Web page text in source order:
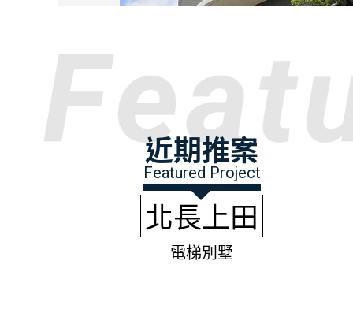
近期推案
Featured Project
北長上田
電梯別墅